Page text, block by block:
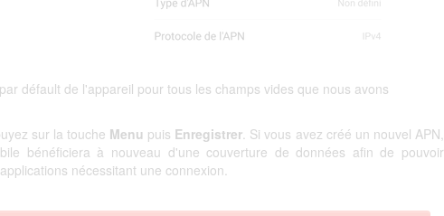
défault de l'appareil pour tous les champs vides que nous avons
sur la touche Menu puis Enregistrer. Si vous avez créé un nouvel APN,
bénéficiera à nouveau d'une couverture de données afin de pouvoir
nécessitant une connexion.